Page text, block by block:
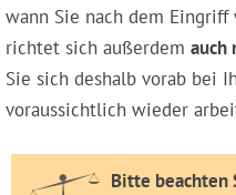
wann Sie nach dem
richtet sich außerdem auch
Sie sich deshalb vorab bei
voraussichtlich wieder
Bitte beachten